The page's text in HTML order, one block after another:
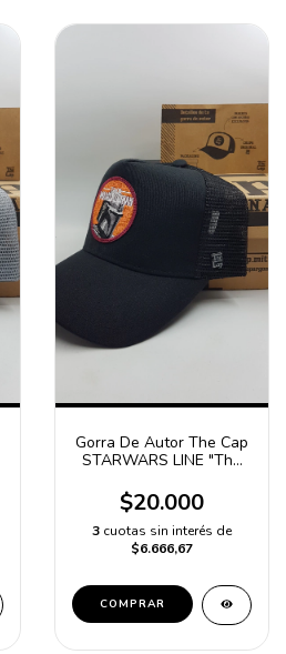
Gorra De Autor The Cap
STARWARS LINE "The
$20.000
3 cuotas sin interés de
$6.666,67
COMPRAR